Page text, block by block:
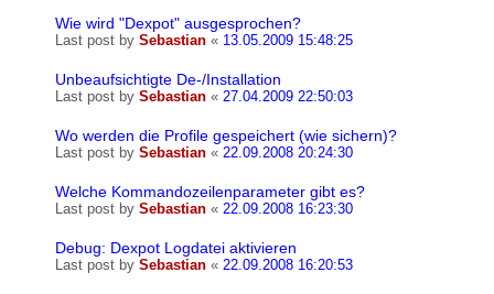
Wie wird "Dexpot" ausgesprochen?
Last post by Sebastian « 13.05.2009 15:48:25
Unbeaufsichtigte De-/Installation
Last post by Sebastian « 27.04.2009 22:50:03
Wo werden die Profile gespeichert (wie sichern)?
Last post by Sebastian « 22.09.2008 20:24:30
Welche Kommandozeilenparameter gibt es?
Last post by Sebastian « 22.09.2008 16:23:30
Debug: Dexpot Logdatei aktivieren
Last post by Sebastian « 22.09.2008 16:20:53